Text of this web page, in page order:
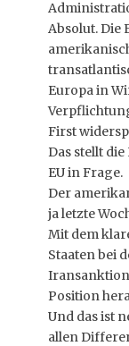
Absolut. Die
Europa in
First
Das stellt die
EU in Frage.
Der
ja letzte
Mit dem
Staaten bei
Position
Und das ist
allen